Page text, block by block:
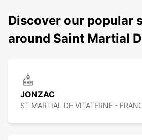
Discover our popular
around Saint Martial
JONZAC
ST MARTIAL DE VITATERNE -